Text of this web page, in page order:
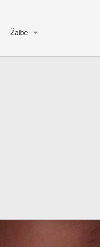
Žalbe